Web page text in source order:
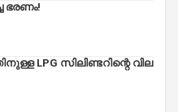
ഭരണം!
LPG സിലിണ്ടറിന്റെ വില